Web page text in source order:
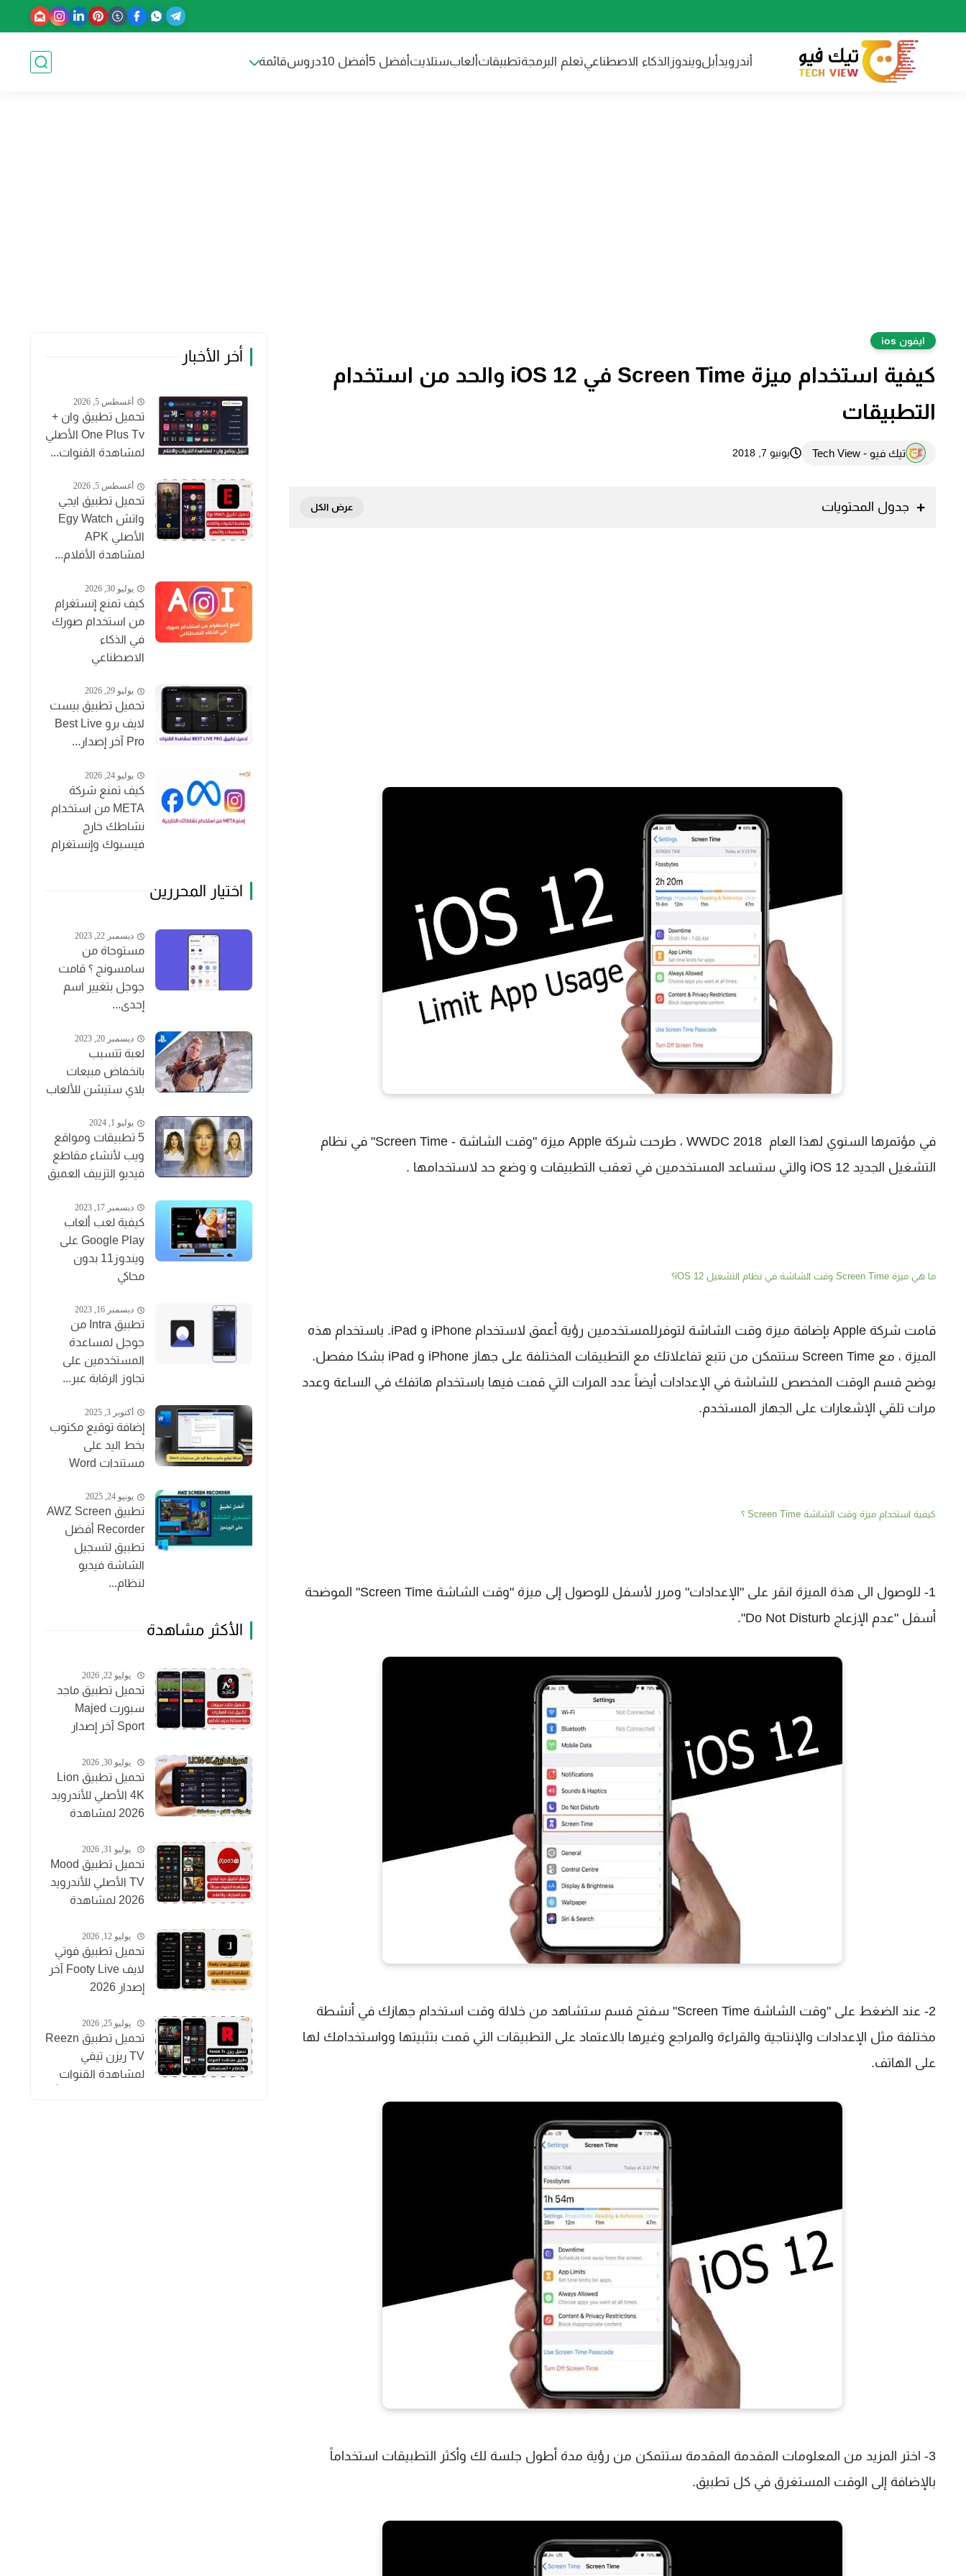
أندرويدأبلويندوز الذكاء الاصطناعيتعلم البرمجةتطبيقاتألعابستلايتأفضل 5 أفضل 10 دروسقائمة
ايفون ios
كيفية استخدام ميزة Screen Time في iOS 12 والحد من استخدام
التطبيقات
تيك فيو - Tech View يونيو 7, 2018
جدول المحتويات
في مؤتمرها السنوي لهذا العام WWDC 2018 ، طرحت شركة Apple ميزة "وقت الشاشة - Screen Time" في نظام
التشغيل الجديد iOS 12 والتي ستساعد المستخدمين في تعقب التطبيقات و وضع حد لاستخدامها .
ما هي ميزة Screen Time وقت الشاشة في نظام التشغيل iOS 12؟
قامت شركة Apple بإضافة ميزة وقت الشاشة لتوفرللمستخدمين رؤية أعمق لاستخدام iPhone و iPad. باستخدام هذه
الميزة ، مع Screen Time ستتمكن من تتبع تفاعلاتك مع التطبيقات المختلفة على جهاز iPhone و iPad بشكا مفصل.
يوضح قسم الوقت المخصص للشاشة في الإعدادات أيضاً عدد المرات التي قمت فيها باستخدام هاتفك في الساعة وعدد
مرات تلقي الإشعارات على الجهاز المستخدم.
كيفية استخدام ميزة وقت الشاشة Screen Time ؟
1- للوصول الى هذة الميزة انقر على "الإعدادات" ومرر لأسفل للوصول إلى ميزة "وقت الشاشة Screen Time" الموضحة
أسفل "عدم الإزعاج Do Not Disturb".
2- عند الضغط على "وقت الشاشة Screen Time" سفتح قسم ستشاهد من خلالة وقت استخدام جهازك في أنشطة
مختلفة مثل الإعدادات والإنتاجية والقراءة والمراجع وغيرها بالاعتماد على التطبيقات التي قمت بتثبيتها وواستخدامك لها
على الهاتف.
3- اختر المزيد من المعلومات المقدمة المقدمة ستتمكن من رؤية مدة أطول جلسة لك وأكثر التطبيقات استخداماً
بالإضافة إلى الوقت المستغرق في كل تطبيق.
أخر الأخبار
أغسطس 5, 2026
تحميل تطبيق وان +
One Plus Tv الأصلي
لمشاهدة القنوات...
أغسطس 5, 2026
تحميل تطبيق ايجي
واتش Egy Watch
الأصلي APK
لمشاهدة الأفلام...
يوليو 30, 2026
كيف تمنع إنستغرام
من استخدام صورك
في الذكاء
الاصطناعي
يوليو 29, 2026
تحميل تطبيق بيست
لايف برو Best Live
Pro آخر إصدار...
يوليو 24, 2026
كيف تمنع شركة
META من استخدام
نشاطك خارج
فيسبوك وإنستغرام
اختيار المحررين
ديسمبر 22, 2023
مستوحاة من
سامسونج ؟ قامت
جوجل بتغيير اسم
إحدى...
ديسمبر 20, 2023
لعبة تتسبب
بانخفاض مبيعات
بلاي ستيشن للألعاب
يوليو 1, 2024
5 تطبيقات ومواقع
ويب لأنشاء مقاطع
فيديو التزييف العميق
ديسمبر 17, 2023
كيفية لعب ألعاب
Google Play على
ويندوز11 بدون
محاكي
ديسمبر 16, 2023
تطبيق Intra من
جوجل لمساعدة
المستخدمين على
تجاوز الرقابة عبر...
أكتوبر 3, 2025
إضافة توقيع مكتوب
بخط اليد على
مستندات Word
يونيو 24, 2025
تطبيق AWZ Screen
Recorder أفضل
تطبيق لتسجيل
الشاشة فيديو
لنظام...
الأكثر مشاهدة
يوليو 22, 2026
تحميل تطبيق ماجد
سبورت Majed
Sport آخر إصدار
المباريات مجاناً
يوليو 30, 2026
تحميل تطبيق Lion
4K الأصلي للأندرويد
2026 لمشاهدة
مجاناًيوليو 31, 2026
تحميل تطبيق Mood
TV الأصلي للأندرويد
2026 لمشاهدة
والأفلام
يوليو 12, 2026
تحميل تطبيق فوتي
لايف Footy Live آخر
إصدار 2026
بث مباشر
يوليو 25, 2026
تحميل تطبيق Reezn
TV ريزن تيفي
لمشاهدة القنوات